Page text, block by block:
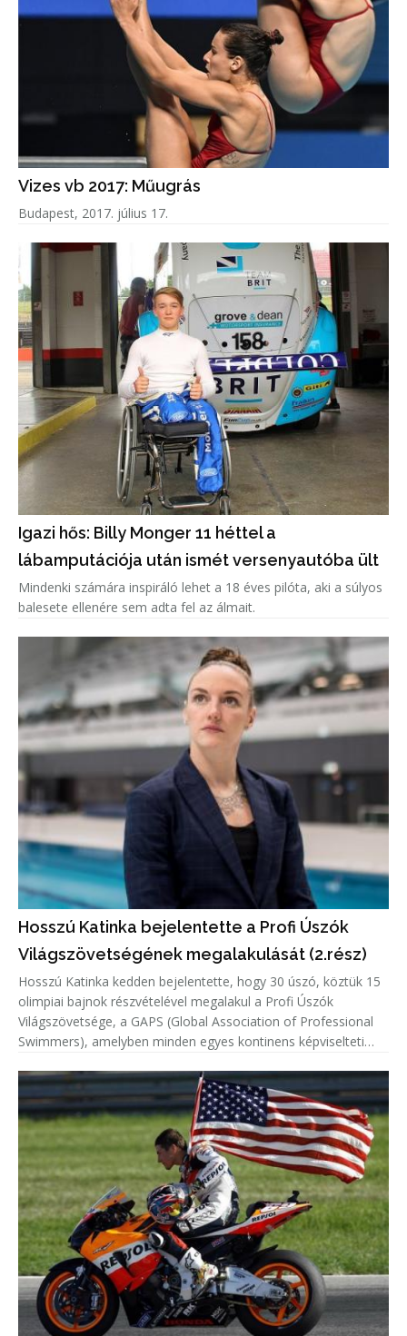
Vizes vb 2017: Műugrás
Budapest, 2017. július 17.
Igazi hős: Billy Monger 11 héttel a
lábamputációja után ismét versenyautóba ült
Mindenki számára inspiráló lehet a 18 éves pilóta, aki a súlyos
balesete ellenére sem adta fel az álmait.
Hosszú Katinka bejelentette a Profi Úszók
Világszövetségének megalakulását (2.rész)
Hosszú Katinka kedden bejelentette, hogy 30 úszó, köztük 15
olimpiai bajnok részvételével megalakul a Profi Úszók
Világszövetsége, a GAPS (Global Association of Professional
Swimmers), amelyben minden egyes kontinens képviselteti